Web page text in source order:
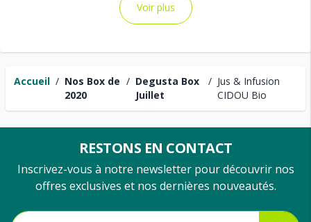
Accueil / Nos Box de
2020
/ Degusta Box
Juillet
/ Jus & Infusion
CIDOU Bio
Voir plus
RESTONS EN CONTACT
Inscrivez-vous à notre newsletter pour découvrir nos
offres exclusives et nos dernières nouveautés.